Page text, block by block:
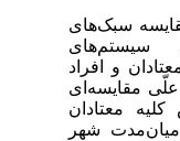
سبک‌های
سیستم‌های
و افراد
مقایسه‌ای
معتادان
شهر